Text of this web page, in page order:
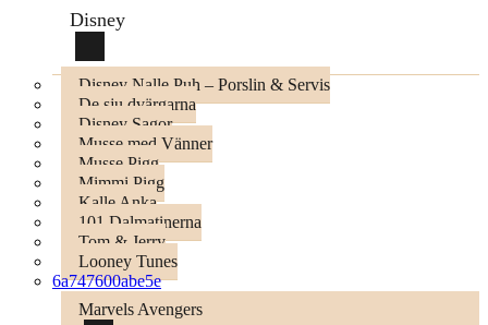
Disney
Disney Nalle Puh – Porslin & Servis
De sju dvärgarna
Disney Sagor
Musse med Vänner
Musse Pigg
Mimmi Pigg
Kalle Anka
101 Dalmatinerna
Tom & Jerry
Looney Tunes
6a747600abe5e
Marvels Avengers